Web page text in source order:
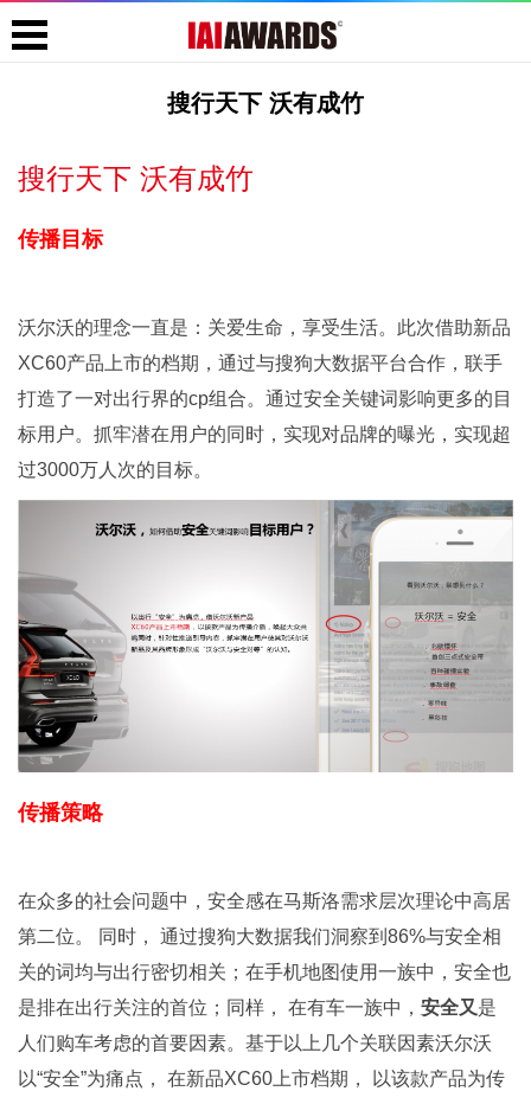
搜行天下 沃有成竹
搜行天下 沃有成竹
传播目标
沃尔沃的理念一直是：关爱生命，享受生活。此次借助新品
XC60产品上市的档期，通过与搜狗大数据平台合作，联手
打造了一对出行界的cp组合。通过安全关键词影响更多的目
标用户。抓牢潜在用户的同时，实现对品牌的曝光，实现超
过3000万人次的目标。
传播策略
在众多的社会问题中，安全感在马斯洛需求层次理论中高居
第二位。 同时， 通过搜狗大数据我们洞察到86%与安全相
关的词均与出行密切相关；在手机地图使用一族中，安全也
是排在出行关注的首位；同样， 在有车一族中， 安全又是
人们购车考虑的首要因素。基于以上几个关联因素沃尔沃
以“安全”为痛点， 在新品XC60上市档期， 以该款产品为传